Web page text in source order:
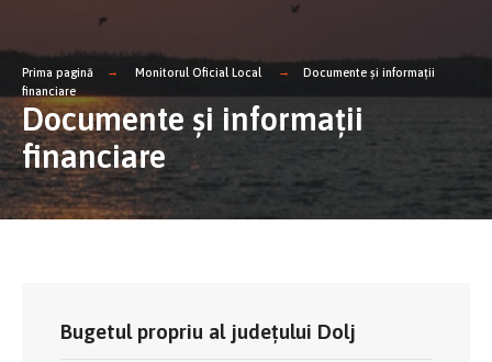
Prima pagină Monitorul Oficial Local
Documente și informații
financiare
Documente și informații
financiare
Bugetul propriu al județului Dolj